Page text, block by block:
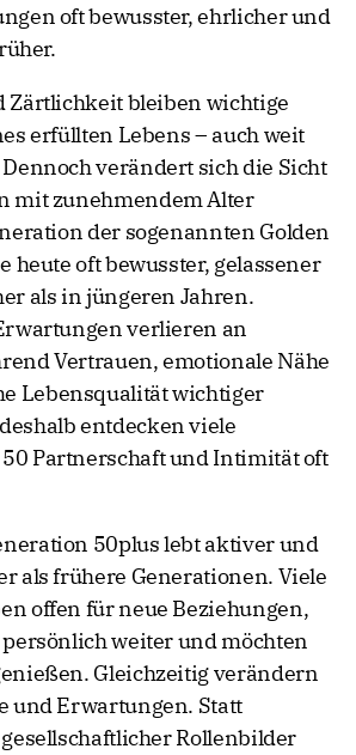
oft bewusster, ehrlicher und
Zärtlichkeit bleiben wichtige
erfüllten Lebens – auch weit
verändert sich die Sicht
mit zunehmendem Alter
der sogenannten Golden
heute oft bewusster, gelassener
als in jüngeren Jahren.
verlieren an
Vertrauen, emotionale Nähe
Lebensqualität wichtiger
entdecken viele
Partnerschaft und Intimität oft
50plus lebt aktiver und
als frühere Generationen. Viele
offen für neue Beziehungen,
weiter und möchten
Gleichzeitig verändern
und Erwartungen. Statt
Rollenbilder